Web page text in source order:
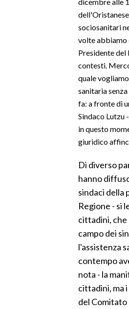
sociosanitari
volte abbiamo
Presidente
contesti.
quale
sanitaria
fa: a fronte di
Sindaco Lutzu
in questo
giuridico
Di diverso
hanno
sindaci della
Regione - si
cittadini, che
campo dei
l'assistenza
contempo
nota - la
cittadini, ma
del Comitato